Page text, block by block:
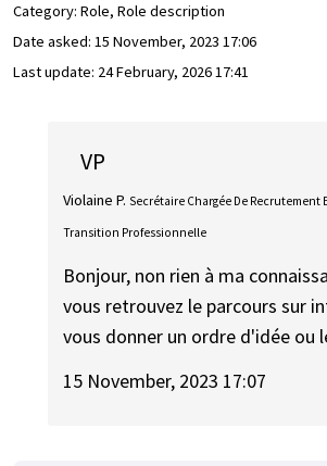
Category: Role, Role description
Date asked: 15 November, 2023 17:06
Last update: 24 February, 2026 17:41
VP
Violaine P. Secrétaire Chargée De Recrutement
Transition Professionnelle
Bonjour, non rien à ma
vous retrouvez le parcours sur
vous donner un ordre d'idée ou
15 November, 2023 17:07